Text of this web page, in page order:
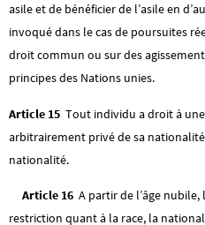
asile et de bénéficier de l’asile en
invoqué dans le cas de poursuites
droit commun ou sur des
principes des Nations unies.
Article 15 Tout individu a droit à
arbitrairement privé de sa
nationalité.
Article 16 A partir de l’âge
restriction quant à la race, la